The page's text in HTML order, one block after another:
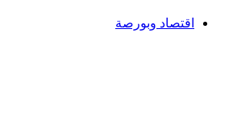
اقتصاد وبورصة